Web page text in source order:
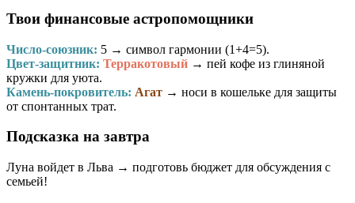
Твои финансовые астропомощники
Число-союзник: 5 → символ гармонии (1+4=5).
Цвет-защитник: Терракотовый → пей кофе из глиняной
кружки для уюта.
Камень-покровитель: Агат → носи в кошельке для защиты
от спонтанных трат.
Подсказка на завтра
Луна войдет в Льва → подготовь бюджет для обсуждения с
семьей!